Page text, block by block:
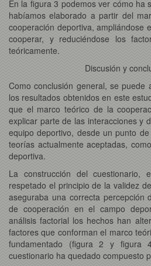
En la figura 3 podemos ver cómo ha
habíamos elaborado a partir del
cooperación deportiva, ampliándose
cooperar, y reduciéndose los
teóricamente.
Discusión y
Como conclusión general, se puede
los resultados obtenidos en este
que el marco teórico de la
explicar parte de las interacciones y
equipo deportivo, desde un punto
teorías actualmente aceptadas,
deportiva.
La construcción del cuestionario,
respetado el principio de la validez
aseguraba una correcta percepción
de cooperación en el campo
análisis factorial los hechos han
factores que conforman el marco
fundamentado (figura 2 y figura
cuestionario ha quedado compuesto